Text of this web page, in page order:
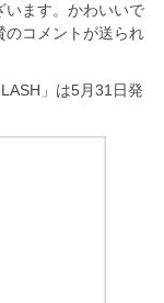
います。かわいいで
のコメントが送られ
」は5月31日発